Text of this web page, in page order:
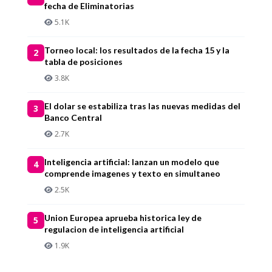
fecha de Eliminatorias
5.1K
2
Torneo local: los resultados de la fecha 15 y la
tabla de posiciones
3.8K
3
El dolar se estabiliza tras las nuevas medidas del
Banco Central
2.7K
4
Inteligencia artificial: lanzan un modelo que
comprende imagenes y texto en simultaneo
2.5K
5
Union Europea aprueba historica ley de
regulacion de inteligencia artificial
1.9K